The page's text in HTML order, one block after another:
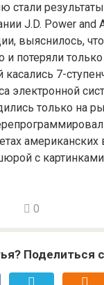
стали
J.D. Power and
выяснилось,
потеряли
7-
электронной
только на
американских
с
0
Поделиться